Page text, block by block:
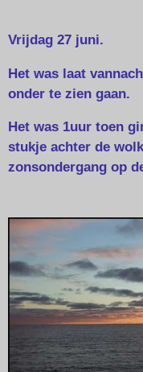
Vrijdag 27 juni.
Het was laat
onder te zien gaan.
Het was 1uur toen
stukje achter de
zonsondergang op